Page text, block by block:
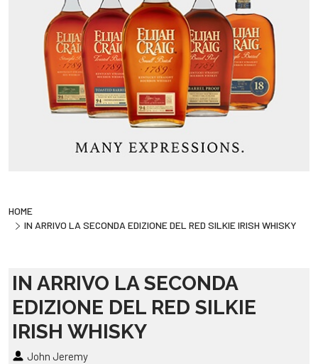
HOME
IN ARRIVO LA SECONDA EDIZIONE DEL RED SILKIE IRISH WHISKY
IN ARRIVO LA SECONDA
EDIZIONE DEL RED SILKIE
IRISH WHISKY
John Jeremy